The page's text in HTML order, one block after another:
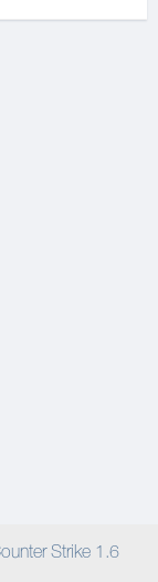
Strike 1.6